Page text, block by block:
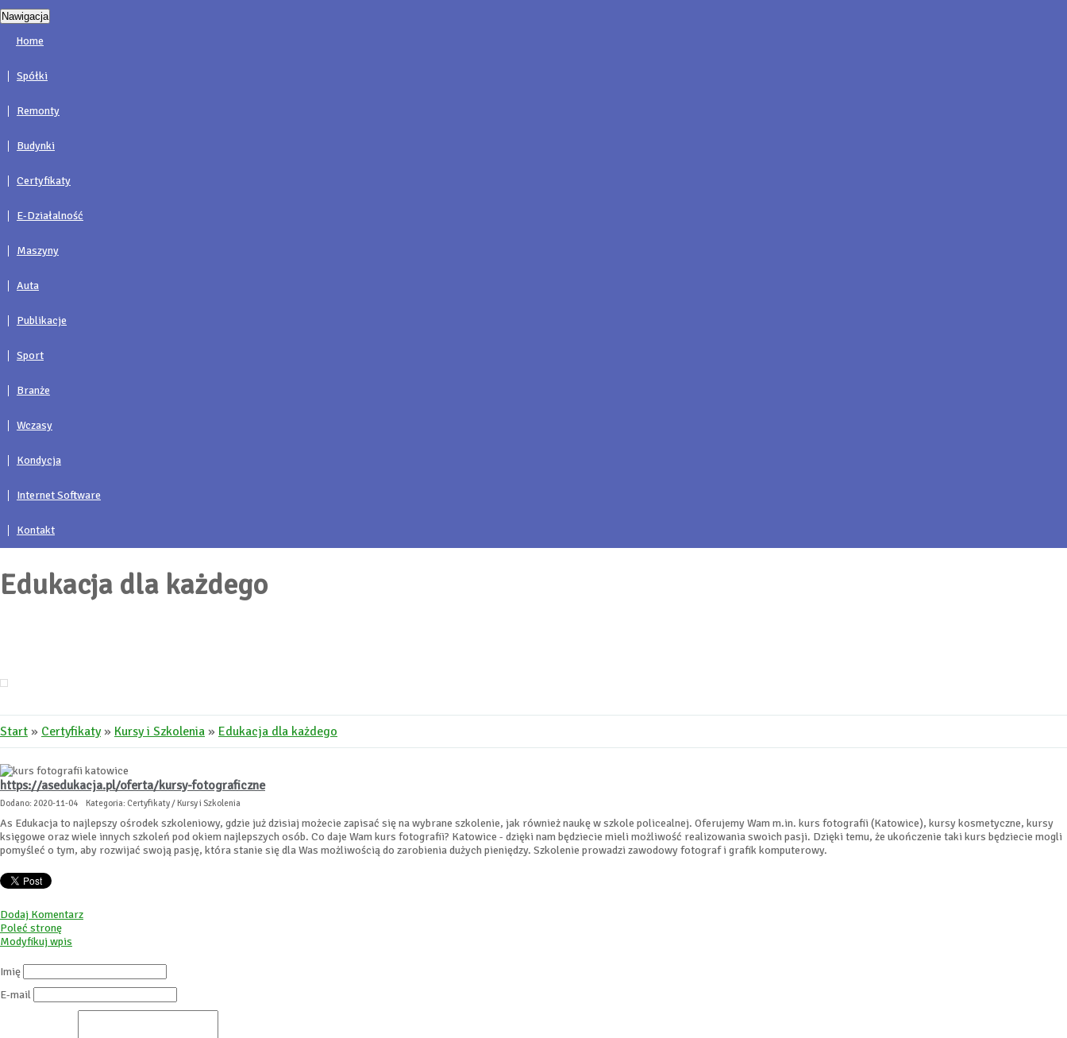
Nawigacja
Home
Spółki
Remonty
Budynki
Certyfikaty
E-Działalność
Maszyny
Auta
Publikacje
Sport
Branże
Wczasy
Kondycja
Internet Software
Kontakt
Edukacja dla każdego
Start » Certyfikaty» Kursy i Szkolenia » Edukacja dla każdego
https://asedukacja.pl/oferta/kursy-fotograficzne
Dodano: 2020-11-04 Kategoria: Certyfikaty / Kursy i Szkolenia
As Edukacja to najlepszy ośrodek szkoleniowy, gdzie już dzisiaj możecie zapisać się na wybrane szkolenie, jak również naukę w szkole policealnej. Oferujemy Wam m.in. kurs fotografii (Katowice), kursy kosmetyczne, kursy
księgowe oraz wiele innych szkoleń pod okiem najlepszych osób. Co daje Wam kurs fotografii? Katowice - dzięki nam będziecie mieli możliwość realizowania swoich pasji. Dzięki temu, że ukończenie taki kurs będziecie mogli
pomyśleć o tym, aby rozwijać swoją pasję, która stanie się dla Was możliwością do zarobienia dużych pieniędzy. Szkolenie prowadzi zawodowy fotograf i grafik komputerowy.
Dodaj Komentarz
Poleć stronę
Modyfikuj wpis
Imię
E-mail